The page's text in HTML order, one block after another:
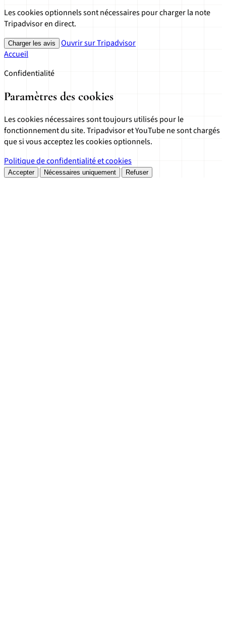
Les cookies optionnels sont nécessaires pour charger la note
Tripadvisor en direct.
Charger les avis
Ouvrir sur Tripadvisor
Accueil
Confidentialité
Paramètres des cookies
Les cookies nécessaires sont toujours utilisés pour le
fonctionnement du site. Tripadvisor et YouTube ne sont chargés
que si vous acceptez les cookies optionnels.
Politique de confidentialité et cookies
Accepter Nécessaires uniquement Refuser